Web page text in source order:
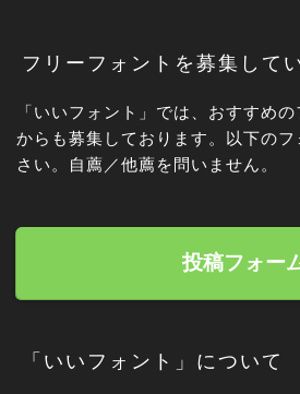
フリーフォントを募集して
「いいフォント」では、おすすめ
からも募集しております。以下の
さい。自薦／他薦を問いません。
投稿フォー
「いいフォント」について